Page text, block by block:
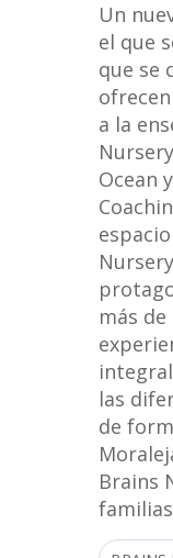
Un
el que
que se
a la
Ocean
más de
las
de
Brains